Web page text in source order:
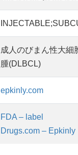
成人のびまん性大細
腫(DLBCL)
epkinly.com
FDA – label
Drugs.com – Epkinly